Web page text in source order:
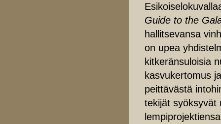
Guide to the
hallitsevansa
on upea
kitkeränsuloisia
kasvukertomus
peittävästä
tekijät syöksyvät